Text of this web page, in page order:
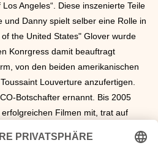
Angeles“. Diese inszenierte Teile
und Danny spielt selber eine Rolle in
the United States" Glover wurde
Konrgress damit beauftragt
von den beiden amerikanischen
Louverture anzufertigen.
Botschafter ernannt. Bis 2005
Filmen mit, trat auf
den Black Panthern und die